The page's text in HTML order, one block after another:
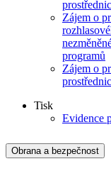
Zájem o
programů
Zájem o
Tisk
Evidence
Obrana a bezpečnost